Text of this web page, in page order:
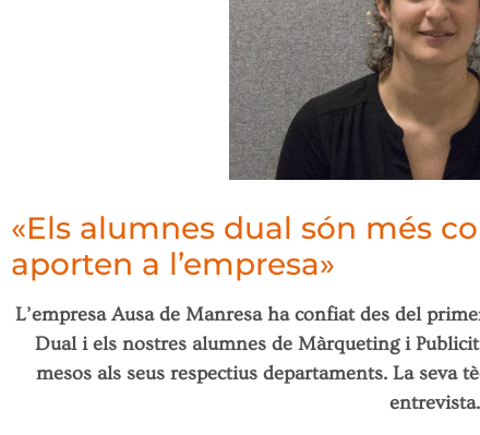
«Els alumnes dual són més
aporten a l’empresa»
L’empresa Ausa de Manresa ha confiat des del
Dual i els nostres alumnes de Màrqueting i
mesos als seus respectius departaments. La seva
entrevista.